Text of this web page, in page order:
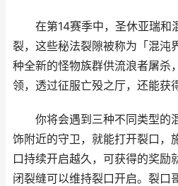
在第14赛季中，圣休亚瑞和
裂，这些秘法裂隙被称为「混沌
种全新的怪物族群供流浪者屠杀
领，透过征服亡殁之厅，还能获
你将会遇到三种不同类型的
饰附近的守卫，就能打开裂口，
口持续开启越久，可获得的奖励
闭裂缝可以维持裂口开启。裂口